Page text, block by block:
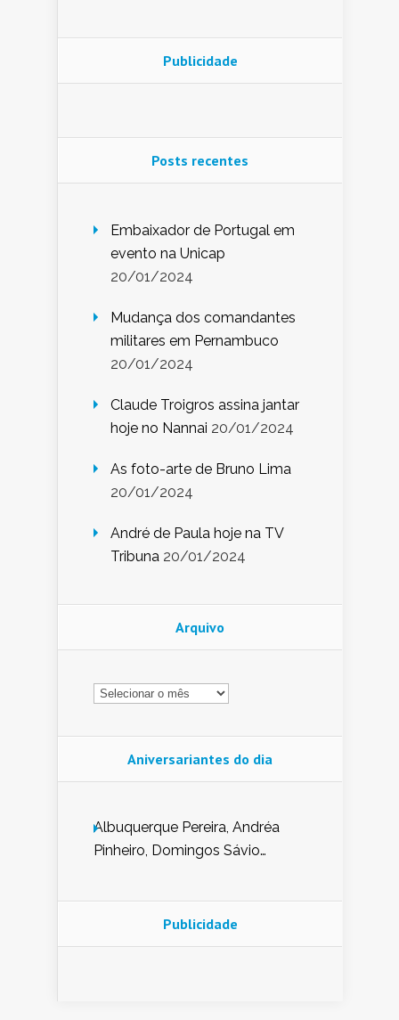
Publicidade
Posts recentes
Embaixador de Portugal em
evento na Unicap
20/01/2024
Mudança dos comandantes
militares em Pernambuco
20/01/2024
Claude Troigros assina jantar
hoje no Nannai 20/01/2024
As foto-arte de Bruno Lima
20/01/2024
André de Paula hoje na TV
Tribuna 20/01/2024
Arquivo
Arquivo
Aniversariantes do dia
Albuquerque Pereira, Andréa
Pinheiro, Domingos Sávio
Nunes de Sena, Fátima Peixoto,
Glória Pereira, Kátia Mesel,
Publicidade